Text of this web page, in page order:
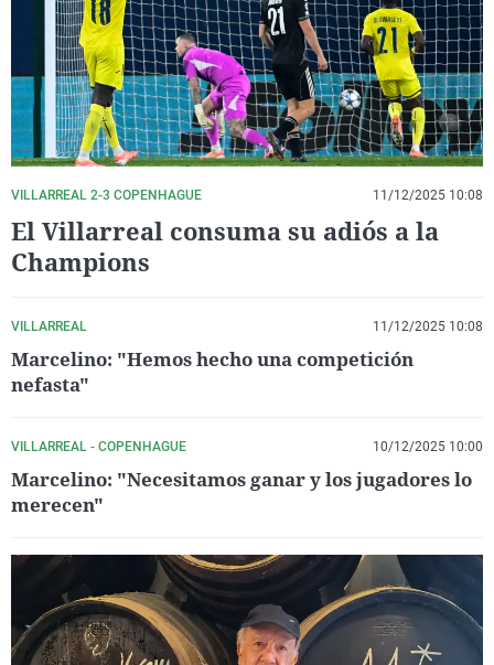
La rosa de los vientos
Gente viajera
Como el perro y el
Caso
Retornados
Equipo de
Operación Viuda
Extremadura
Galicia
La Rioja
Navarra
País Vasco
Virales
Televisión
Elecciones
VILLARREAL 2-3 COPENHAGUE 11/12/2025 10:08
El Villarreal consuma su adiós a la
Champions
VILLARREAL 11/12/2025 10:08
Marcelino: "Hemos hecho una competición
nefasta"
VILLARREAL - COPENHAGUE 10/12/2025 10:00
Marcelino: "Necesitamos ganar y los jugadores lo
merecen"